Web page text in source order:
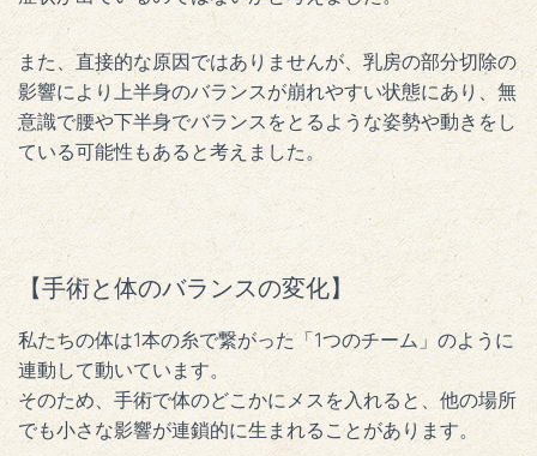
また、直接的な原因ではありませんが、乳房の部分切除の
影響により上半身のバランスが崩れやすい状態にあり、無
意識で腰や下半身でバランスをとるような姿勢や動きをし
ている可能性もあると考えました。
【手術と体のバランスの変化】
私たちの体は1本の糸で繋がった「1つのチーム」のように
連動して動いています。
そのため、手術で体のどこかにメスを入れると、他の場所
でも小さな影響が連鎖的に生まれることがあります。